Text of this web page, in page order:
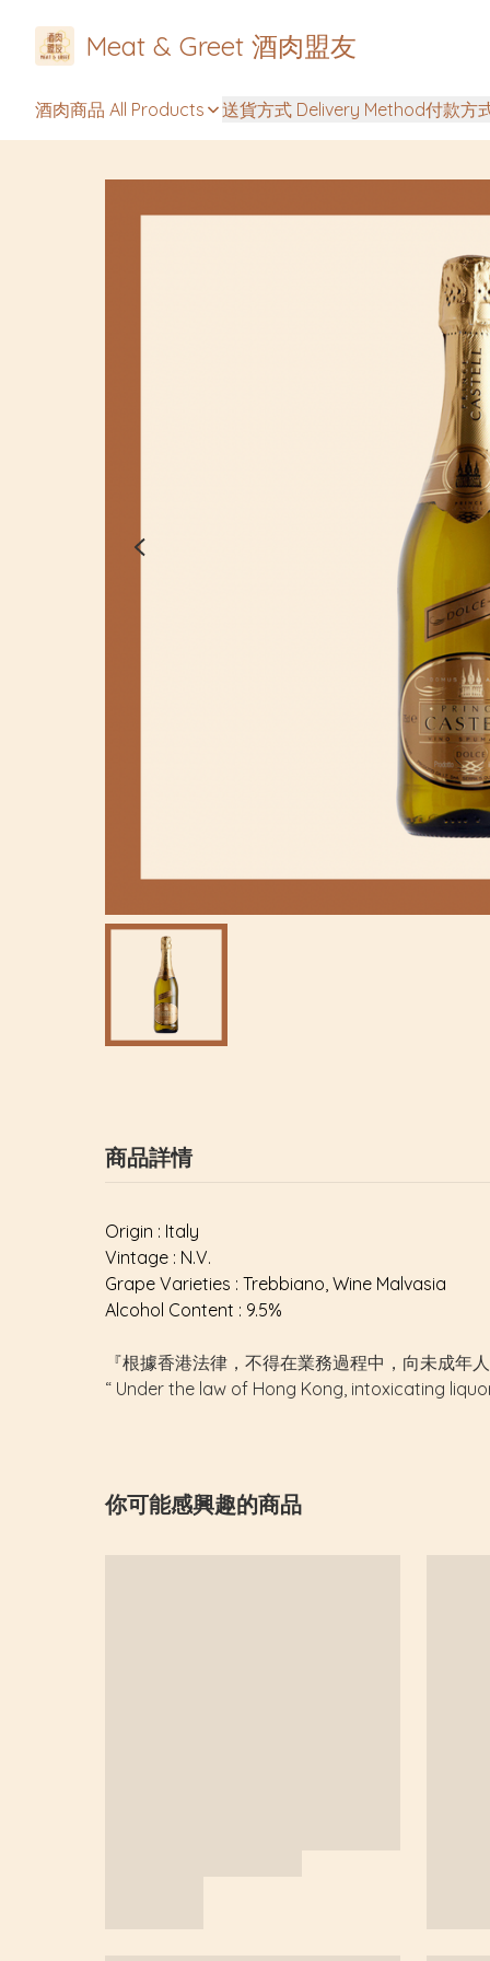
Meat & Greet 酒肉盟友
酒肉商品 All Products 送貨方式 Delivery Method付款方
商品詳情
Origin : Italy
Vintage : N.V.
Grape Varieties : Trebbiano, Wine Malvasia
Alcohol Content : 9.5%
『根據香港法律，不得在業務過程中，向未成年
“ Under the law of Hong Kong, intoxicating
你可能感興趣的商品